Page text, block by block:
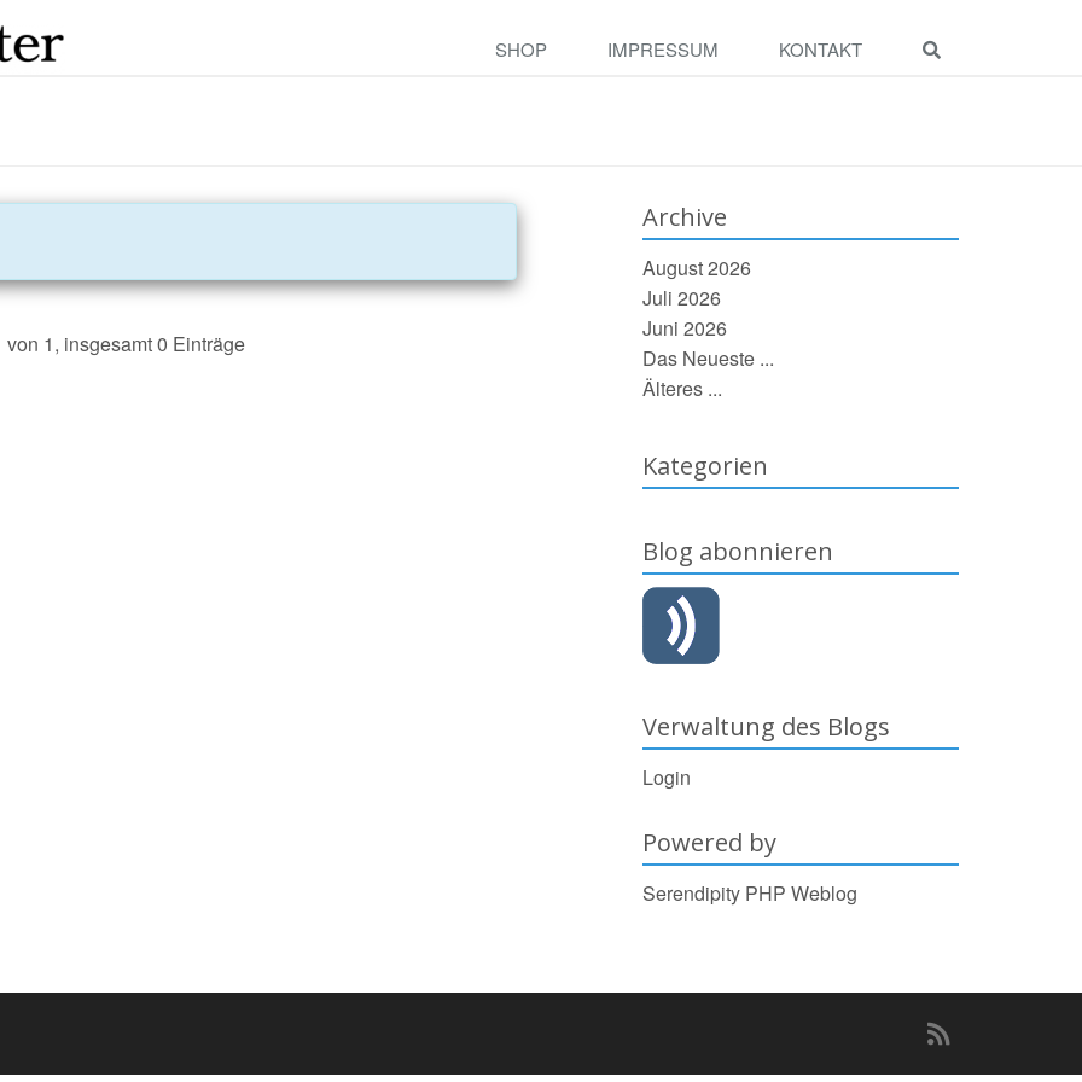
SHOP IMPRESSUM KONTAKT
von 1, insgesamt 0 Einträge
Archive
August 2026
Juli 2026
Juni 2026
Das Neueste ...
Älteres ...
Kategorien
Blog abonnieren
Verwaltung des Blogs
Login
Powered by
Serendipity PHP Weblog